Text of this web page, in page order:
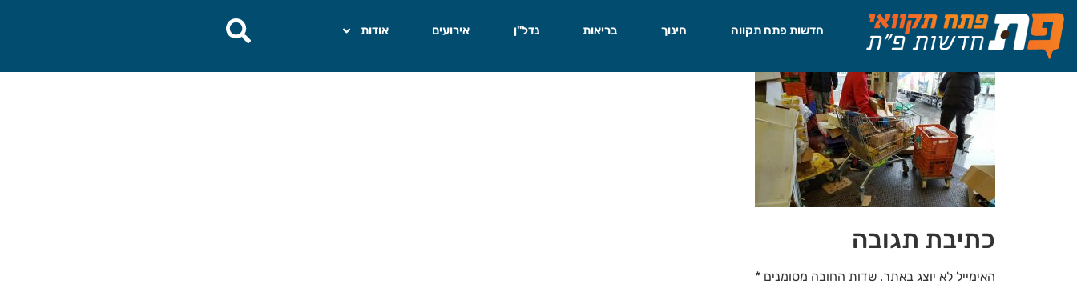
לתוכן
חדשות פתח תקווה חינוך בריאות נדל"ן אירועים אודות
כתיבת תגובה
האימייל לא יוצג באתר. שדות החובה מסומנים *